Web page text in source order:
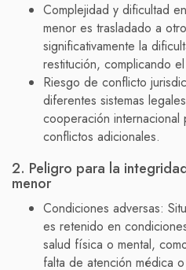
Complejidad y dificultad
menor es trasladado a
significativamente la
restitución, complicando
Riesgo de conflicto
diferentes sistemas
cooperación
conflictos adicionales.
2. Peligro para la
menor
Condiciones adversas:
es retenido en
salud física o mental,
falta de atención médica